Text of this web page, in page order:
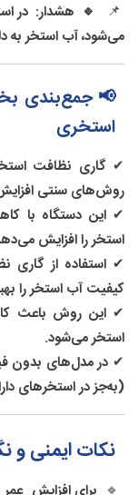
📌
🔹 هشدار: در
می‌شود، آب استخر به
📢 جمع‌بندی
استخری
✔گاری نظافت
روش‌های سنتی
✔این دستگاه با
استخر را افزایش
✔ استفاده از گاری
کیفیت آب استخر را
✔این روش باعث
استخر می‌شود.
✔ در مدل‌های بدون
(به‌جز در استخرهای
نکات ایمنی و